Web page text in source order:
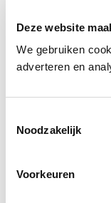
Deze website
We gebruiken
adverteren en
Noodzakelijk
Voorkeuren